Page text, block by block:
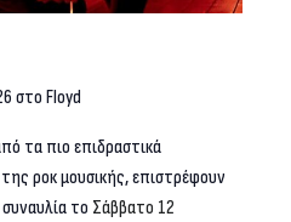
στο Floyd
τα πιο επιδραστικά
ροκ μουσικής, επιστρέφουν
το Σάββατο 12